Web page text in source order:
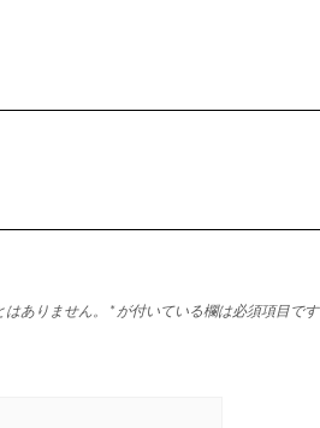
ありません。 * が付いている欄は必須項目です